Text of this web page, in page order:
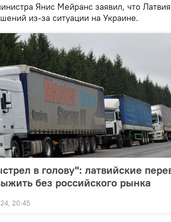
Янис Мейранс заявил, что
из-за ситуации на Украине.
в голову": латвийские
без российского рынка
20:45